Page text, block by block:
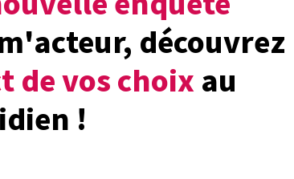
découvrez
de vos choixau
!